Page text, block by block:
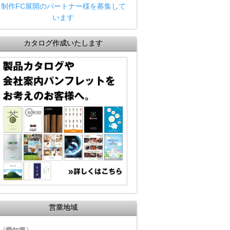
制作FC展開のパートナー様を募集して
います
カタログ作成いたします
営業地域